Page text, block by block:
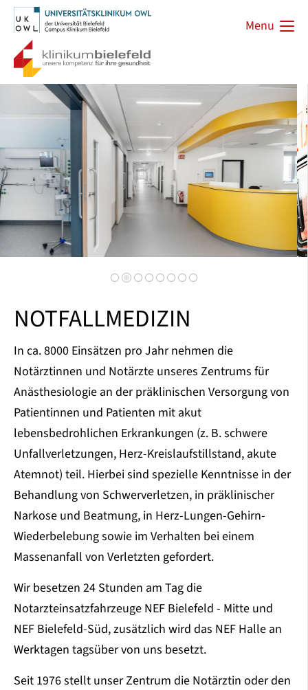
Menu
Zurück Vorwärts
NOTFALLMEDIZIN
In ca. 8000 Einsätzen pro Jahr nehmen die
Notärztinnen und Notärzte unseres Zentrums für
Anästhesiologie an der präklinischen Versorgung von
Patientinnen und Patienten mit akut
lebensbedrohlichen Erkrankungen (z. B. schwere
Unfallverletzungen, Herz-Kreislaufstillstand, akute
Atemnot) teil. Hierbei sind spezielle Kenntnisse in der
Behandlung von Schwerverletzen, in präklinischer
Narkose und Beatmung, in Herz-Lungen-Gehirn-
Wiederbelebung sowie im Verhalten bei einem
Massenanfall von Verletzten gefordert.
Wir besetzen 24 Stunden am Tag die
Notarzteinsatzfahrzeuge NEF Bielefeld - Mitte und
NEF Bielefeld-Süd, zusätzlich wird das NEF Halle an
Werktagen tagsüber von uns besetzt.
Seit 1976 stellt unser Zentrum die Notärztin oder den